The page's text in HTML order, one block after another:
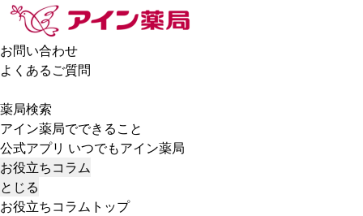
お問い合わせ
よくあるご質問
薬局検索
アイン薬局でできること
公式アプリ いつでもアイン薬局
お役立ちコラム
とじる
お役立ちコラムトップ